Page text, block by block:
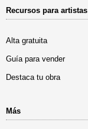
Recursos para artistas
Alta gratuita
Guía para vender
Destaca tu obra
Más